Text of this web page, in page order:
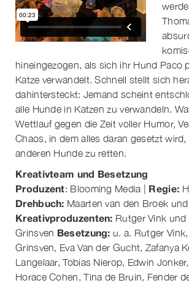
hineingezogen, als sich ihr Hund Paco
Katze verwandelt. Schnell stellt sich
dahintersteckt: Jemand scheint
alle Hunde in Katzen zu verwandeln.
Wettlauf gegen die Zeit voller Humor,
Chaos, in dem alles daran gesetzt
anderen Hunde zu retten.
Kreativteam und Besetzung
Produzent: Blooming Media | Regie:
Drehbuch: Maarten van den Broek und
Kreativproduzenten: Rutger Vink und
Grinsven Besetzung: u. a. Rutger
Grinsven, Eva Van der Gucht, Zafanya
Langelaar, Tobias Nierop, Edwin
Horace Cohen, Tina de Bruin, Fender